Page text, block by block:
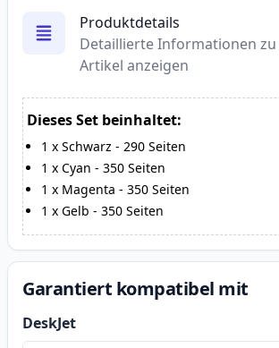
Produktdetails
Detaillierte Informationen zu
Artikel anzeigen
Dieses Set beinhaltet:
1 x Schwarz - 290 Seiten
1 x Cyan - 350 Seiten
1 x Magenta - 350 Seiten
1 x Gelb - 350 Seiten
Garantiert kompatibel mit
DeskJet